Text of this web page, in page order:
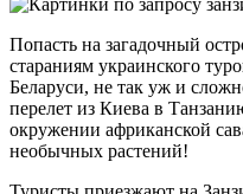
Попасть на загадочный
стараниям украинского
Беларуси, не так уж и
перелет из Киева в
окружении африканской
необычных растений!